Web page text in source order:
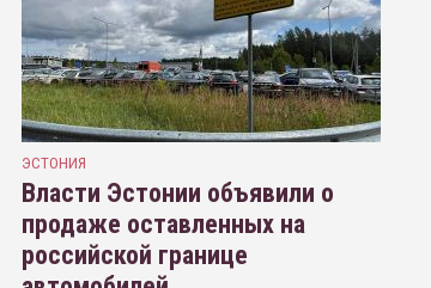
ЭСТОНИЯ
Власти Эстонии объявили о
продаже оставленных на
российской границе